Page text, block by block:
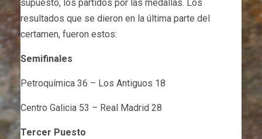
supuesto, los partidos por las medallas. Los
resultados que se dieron en la última parte del
certamen, fueron estos:
Semifinales
Petroquímica 36 – Los Antiguos 18
Centro Galicia 53 – Real Madrid 28
Tercer Puesto